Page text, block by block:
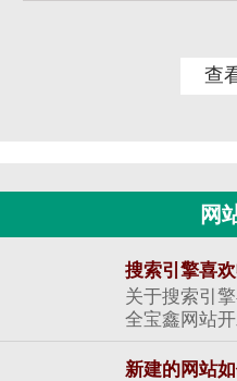
查
网
搜索引擎喜
关于搜索引
全宝鑫网站
新建的网站